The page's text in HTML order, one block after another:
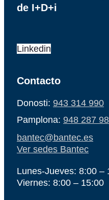
de I+D+i
Linkedin
Contacto
Donosti: 943 314 990
Pamplona: 948 287
bantec@bantec.es
Ver sedes Bantec
Lunes-Jueves: 8:00 –
Viernes: 8:00 – 15:00